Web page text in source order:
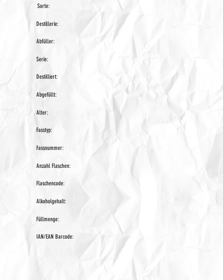
Sorte:
Destillerie:
Abfüller:
Serie:
Destilliert:
Abgefüllt:
Alter:
Fasstyp:
Fassnummer:
Anzahl Flaschen:
Flaschencode:
Alkoholgehalt:
Füllmenge:
IAN/EAN Barcode: